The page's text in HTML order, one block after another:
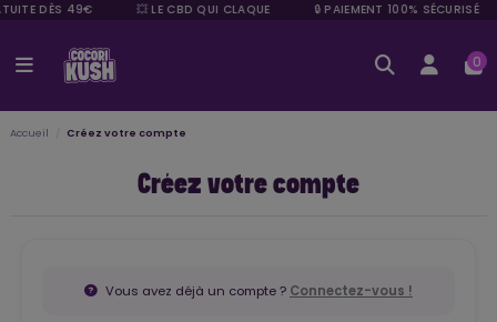
DÈS 49€ 💥 LE CBD QUI CLAQUE 🔒 PAIEMENT 100% SÉCURISÉ
0
Accueil Créez votre compte
Créez votre compte
Vous avez déjà un compte ? Connectez-vous !